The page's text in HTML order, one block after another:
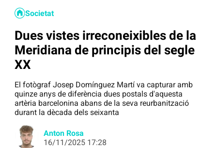
Societat
Dues vistes irreconeixibles de la
Meridiana de principis del segle
XX
El fotògraf Josep Domínguez Martí va capturar amb
quinze anys de diferència dues postals d'aquesta
artèria barcelonina abans de la seva reurbanització
durant la dècada dels seixanta
Anton Rosa
16/11/2025 17:28